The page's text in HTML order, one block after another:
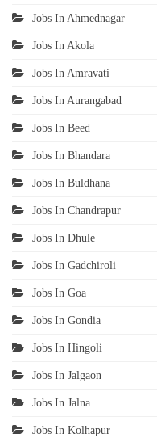
Jobs In Ahmednagar
Jobs In Akola
Jobs In Amravati
Jobs In Aurangabad
Jobs In Beed
Jobs In Bhandara
Jobs In Buldhana
Jobs In Chandrapur
Jobs In Dhule
Jobs In Gadchiroli
Jobs In Goa
Jobs In Gondia
Jobs In Hingoli
Jobs In Jalgaon
Jobs In Jalna
Jobs In Kolhapur